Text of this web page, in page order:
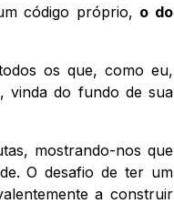
código próprio, o do
os que, como eu,
vinda do fundo de sua
mostrando-nos que
O desafio de ter um
a construir